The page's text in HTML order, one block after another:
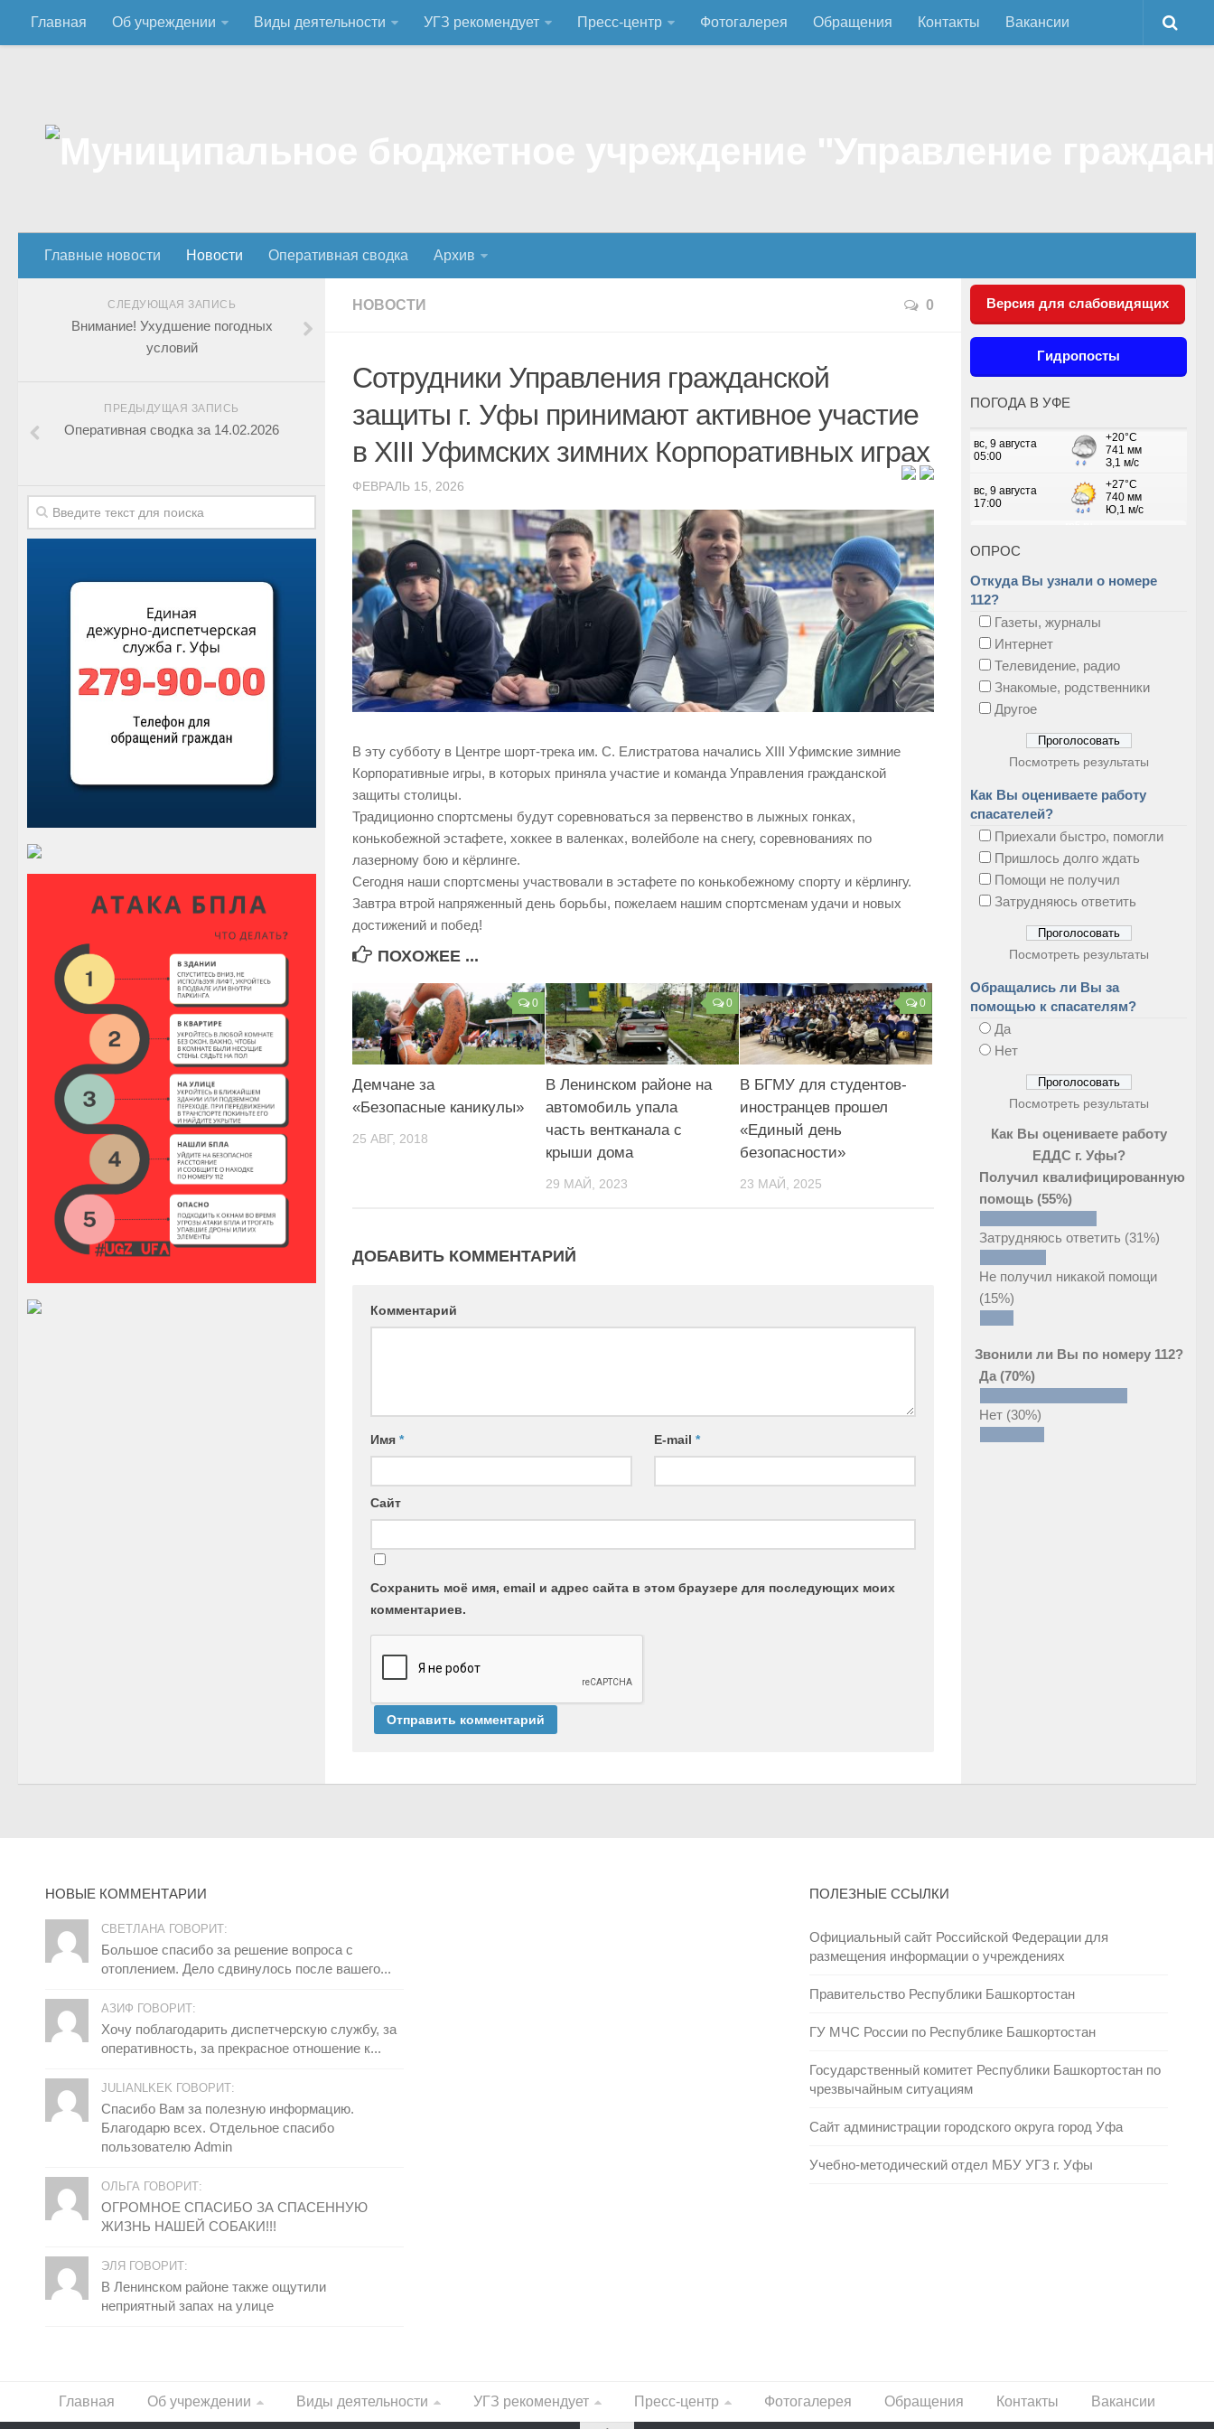
Главная Об учреждении Виды деятельности УГЗ рекомендует Пресс-центр Фотогалерея Обращения Контакты Вакансии
Главные новости Новости Оперативная сводка Архив
НОВОСТИ 0
Сотрудники Управления гражданской
защиты г. Уфы принимают активное участие
в XIII Уфимских зимних Корпоративных играх
ФЕВРАЛЬ 15, 2026
В эту субботу в Центре шорт-трека им. С. Елистратова начались XIII Уфимские зимние
Корпоративные игры, в которых приняла участие и команда Управления гражданской
защиты столицы.
Традиционно спортсмены будут соревноваться за первенство в лыжных гонках,
конькобежной эстафете, хоккее в валенках, волейболе на снегу, соревнованиях по
лазерному бою и кёрлинге.
Сегодня наши спортсмены участвовали в эстафете по конькобежному спорту и кёрлингу.
Завтра втрой напряженный день борьбы, пожелаем нашим спортсменам удачи и новых
достижений и побед!
ПОХОЖЕЕ ...
0
Демчане за
«Безопасные каникулы»
25 АВГ, 2018
0
В Ленинском районе на
автомобиль упала
часть вентканала с
крыши дома
29 МАЙ, 2023
0
В БГМУ для студентов-
иностранцев прошел
«Единый день
безопасности»
23 МАЙ, 2025
ДОБАВИТЬ КОММЕНТАРИЙ
Комментарий
Имя * E-mail*
Сайт
Сохранить моё имя, email и адрес сайта в этом браузере для последующих моих
комментариев.
СЛЕДУЮЩАЯ ЗАПИСЬ
Внимание! Ухудшение погодных
условий
ПРЕДЫДУЩАЯ ЗАПИСЬ
Оперативная сводка за 14.02.2026
Версия для слабовидящих
Гидропосты
ПОГОДА В УФЕ
ОПРОС
Откуда Вы узнали о номере
112?
Газеты, журналы
Интернет
Телевидение, радио
Знакомые, родственники
Другое
Посмотреть результаты
Как Вы оцениваете работу
спасателей?
Приехали быстро, помогли
Пришлось долго ждать
Помощи не получил
Затрудняюсь ответить
Посмотреть результаты
Обращались ли Вы за
помощью к спасателям?
Да
Нет
Посмотреть результаты
Как Вы оцениваете работу
ЕДДС г. Уфы?
Получил квалифицированную
помощь (55%)
Затрудняюсь ответить (31%)
Не получил никакой помощи
(15%)
Звонили ли Вы по номеру 112?
Да (70%)
Нет (30%)
НОВЫЕ КОММЕНТАРИИ
СВЕТЛАНА ГОВОРИТ:
Большое спасибо за решение вопроса с
отоплением. Дело сдвинулось после вашего...
АЗИФ ГОВОРИТ:
Хочу поблагодарить диспетчерскую службу, за
оперативность, за прекрасное отношение к...
JULIANLKEK ГОВОРИТ:
Спасибо Вам за полезную информацию.
Благодарю всех. Отдельное спасибо
пользователю Admin
ОЛЬГА ГОВОРИТ:
ОГРОМНОЕ СПАСИБО ЗА СПАСЕННУЮ
ЖИЗНЬ НАШЕЙ СОБАКИ!!!
ЭЛЯ ГОВОРИТ:
В Ленинском районе также ощутили
неприятный запах на улице
ПОЛЕЗНЫЕ ССЫЛКИ
Официальный сайт Российской Федерации для
размещения информации о учреждениях
Правительство Республики Башкортостан
ГУ МЧС России по Республике Башкортостан
Государственный комитет Республики Башкортостан по
чрезвычайным ситуациям
Сайт администрации городского округа город Уфа
Учебно-методический отдел МБУ УГЗ г. Уфы
Главная Об учреждении Виды деятельности УГЗ рекомендует Пресс-центр Фотогалерея Обращения Контакты Вакансии